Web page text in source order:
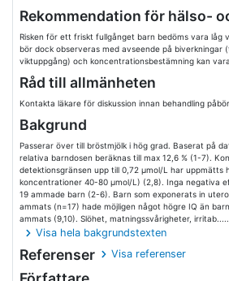
Rekommendation för hälso-
Risken för ett friskt fullgånget barn bedöms vara låg
bör dock observeras med avseende på biverkningar
viktuppgång) och koncentrationsbestämning kan
Råd till allmänheten
Kontakta läkare för diskussion innan behandling
Bakgrund
Passerar över till bröstmjölk i hög grad. Baserat på
relativa barndosen beräknas till max 12,6 % (1-7).
detektionsgränsen upp till 0,72 µmol/L har uppmätts
koncentrationer 40-80 µmol/L) (2,8). Inga negativa
19 ammade barn (2-6). Barn som exponerats in
ammats (n=17) hade möjligen något högre IQ än
ammats (9,10). Slöhet, matningssvårigheter,
Visa hela bakgrundstexten
Referenser Visa referenser